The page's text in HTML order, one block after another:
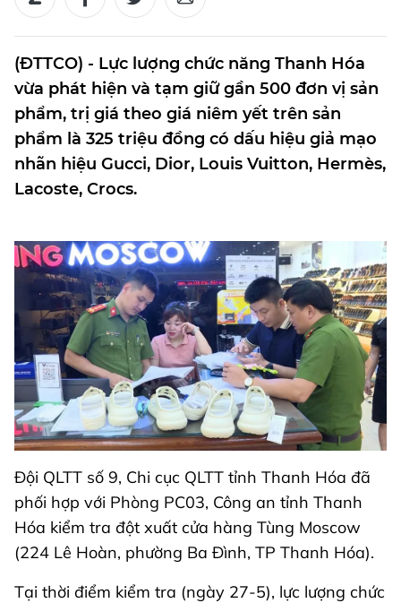
(ĐTTCO) - Lực lượng chức năng Thanh Hóa
vừa phát hiện và tạm giữ gần 500 đơn vị sản
phẩm, trị giá theo giá niêm yết trên sản
phẩm là 325 triệu đồng có dấu hiệu giả mạo
nhãn hiệu Gucci, Dior, Louis Vuitton, Hermès,
Lacoste, Crocs.
Đội QLTT số 9, Chi cục QLTT tỉnh Thanh Hóa đã
phối hợp với Phòng PC03, Công an tỉnh Thanh
Hóa kiểm tra đột xuất cửa hàng Tùng Moscow
(224 Lê Hoàn, phường Ba Đình, TP Thanh Hóa).
Tại thời điểm kiểm tra (ngày 27-5), lực lượng chức